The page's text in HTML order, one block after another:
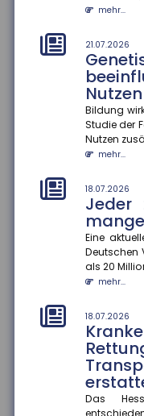
mehr...
21.07.2026
Bildung
Studie der
Nutzen
mehr...
18.07.2026
Jeder
Eine
Deutschen
als 20
mehr...
18.07.2026
Das
von
Eine Studie
Universität
Gründer:innen
mehr...
18.07.2026
verlangen
Der
mehr...
18.07.2026
Hitze in
Extreme
aktuelle
mehr...
14.07.2026